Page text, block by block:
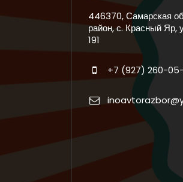
446370, Самарская
район, с. Красный Яр,
191
+7 (927) 260-